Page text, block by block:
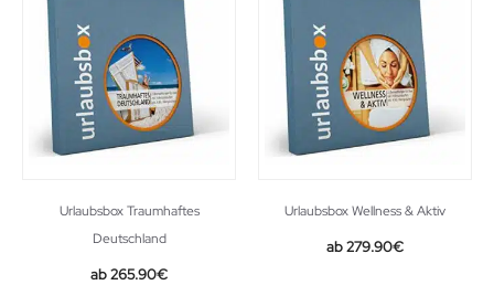
Urlaubsbox Traumhaftes
Deutschland
265.90€
Urlaubsbox Wellness & Aktiv
279.90€